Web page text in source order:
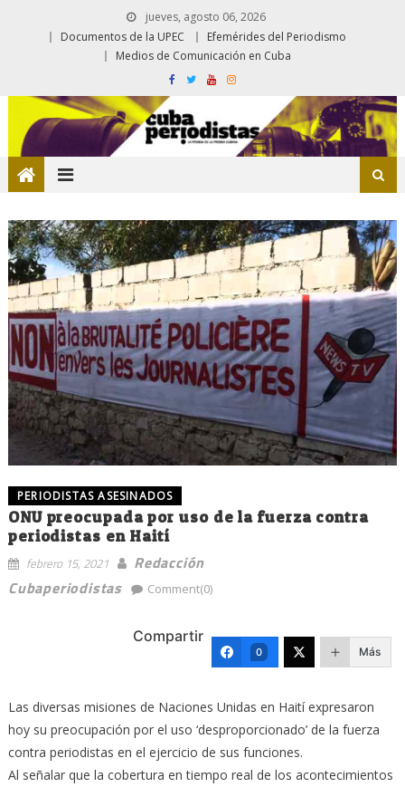
jueves, agosto 06, 2026
Documentos de la UPEC
Efemérides del Periodismo
Medios de Comunicación en Cuba
PERIODISTAS ASESINADOS
ONU preocupada por uso de la fuerza contra
periodistas en Haití
febrero 15, 2021
Redacción
Cubaperiodistas
Comment(0)
Compartir
0 Más
Las diversas misiones de Naciones Unidas en Haití expresaron
hoy su preocupación por el uso ‘desproporcionado’ de la fuerza
contra periodistas en el ejercicio de sus funciones.
Al señalar que la cobertura en tiempo real de los acontecimientos